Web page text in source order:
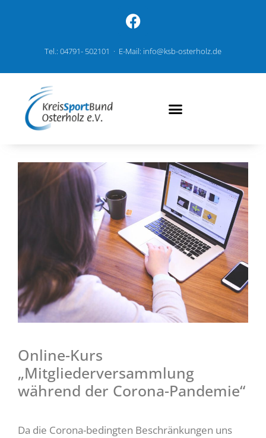
Tel.: 04791- 502101 · E-Mail: info@ksb-osterholz.de
Online-Kurs
„Mitgliederversammlung
während der Corona-Pandemie“
Da die Corona-bedingten Beschränkungen uns